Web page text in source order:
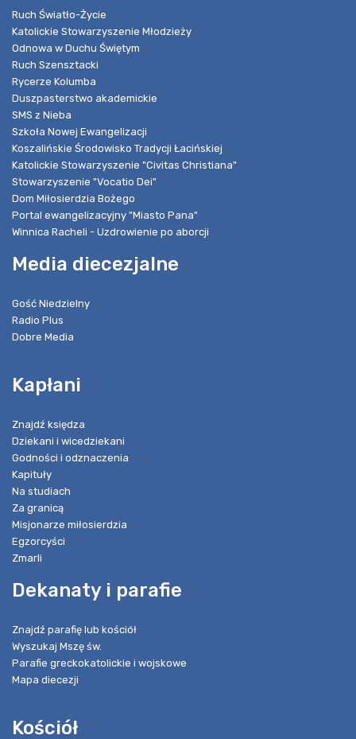
Ruch Światło-Życie
Katolickie Stowarzyszenie Młodzieży
Odnowa w Duchu Świętym
Ruch Szensztacki
Rycerze Kolumba
Duszpasterstwo akademickie
SMS z Nieba
Szkoła Nowej Ewangelizacji
Koszalińskie Środowisko Tradycji Łacińskiej
Katolickie Stowarzyszenie "Civitas Christiana"
Stowarzyszenie "Vocatio Dei"
Dom Miłosierdzia Bożego
Portal ewangelizacyjny "Miasto Pana"
Winnica Racheli - Uzdrowienie po aborcji
Media diecezjalne
Gość Niedzielny
Radio Plus
Dobre Media
Kapłani
Znajdź księdza
Dziekani i wicedziekani
Godności i odznaczenia
Kapituły
Na studiach
Za granicą
Misjonarze miłosierdzia
Egzorcyści
Zmarli
Dekanaty i parafie
Znajdź parafię lub kościół
Wyszukaj Mszę św.
Parafie greckokatolickie i wojskowe
Mapa diecezji
Kościół